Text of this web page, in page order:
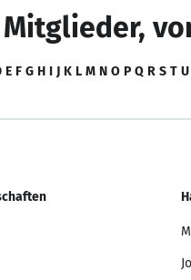
Mitglieder,
E F G H I J K L M N O P Q R S T U